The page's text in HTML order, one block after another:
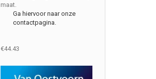
maat.
Ga hiervoor naar onze
contactpagina.
€44.43